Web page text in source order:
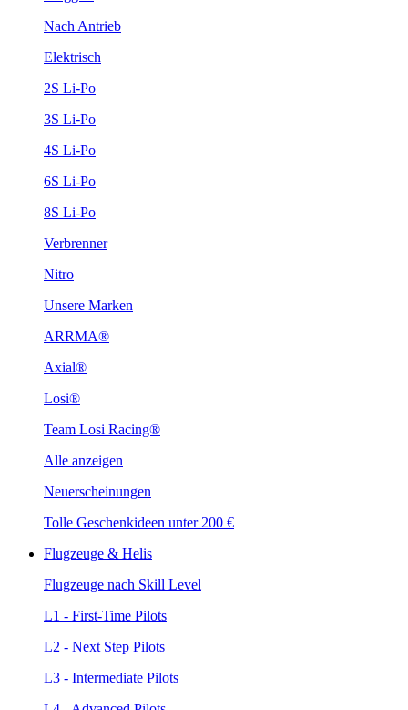
Nach Antrieb
Elektrisch
2S Li-Po
3S Li-Po
4S Li-Po
6S Li-Po
8S Li-Po
Verbrenner
Nitro
Unsere Marken
ARRMA®
Axial®
Losi®
Team Losi Racing®
Alle anzeigen
Neuerscheinungen
Tolle Geschenkideen unter 200 €
Flugzeuge & Helis
Flugzeuge nach Skill Level
L1 - First-Time Pilots
L2 - Next Step Pilots
L3 - Intermediate Pilots